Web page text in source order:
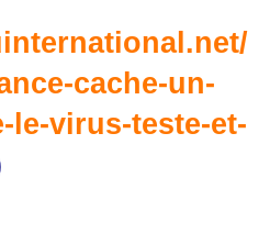
cache-un-
le-virus-teste-et-